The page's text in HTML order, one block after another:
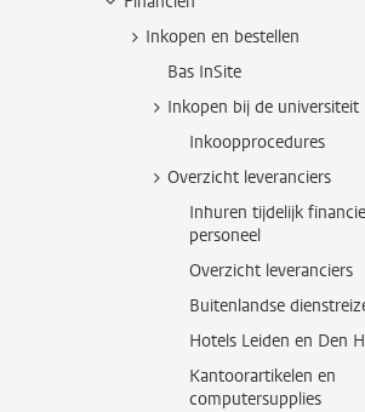
Inkopen en bestellen
Bas InSite
Inkopen bij de universiteit
Inkoopprocedures
Overzicht leveranciers
Inhuren tijdelijk
personeel
Overzicht leveranciers
Buitenlandse
Hotels Leiden en Den
Kantoorartikelen en
computersupplies